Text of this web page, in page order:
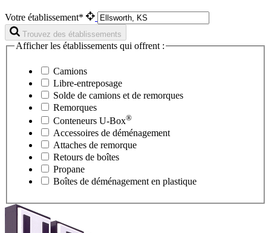
Votre établissement*
Trouvez des établissements
Afficher les établissements qui offrent :
Camions
Libre-entreposage
Solde de camions et de remorques
Remorques
Conteneurs U-Box®
Accessoires de déménagement
Attaches de remorque
Retours de boîtes
Propane
Boîtes de déménagement en plastique